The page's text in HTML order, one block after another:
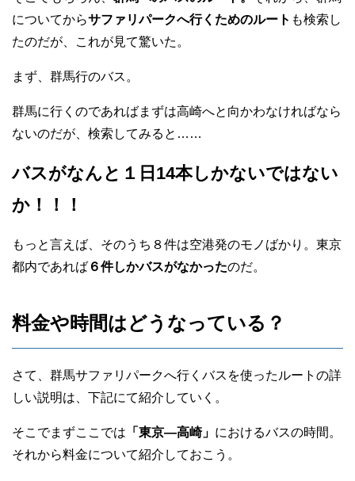
についてからサファリパークへ行くためのルート も検索し
たのだが、これが見て驚いた。
まず、群馬行のバス。
群馬に行くのであればまずは高崎へと向かわなければなら
ないのだが、検索してみると……
バスがなんと１日14本しかないではない
か！！！
もっと言えば、そのうち８件は空港発のモノばかり。東京
都内であれば ６件しかバスがなかったのだ。
料金や時間はどうなっている？
さて、群馬サファリパークへ行くバスを使ったルートの詳
しい説明は、下記にて紹介していく。
そこでまずここでは 「東京―高崎」 におけるバスの時間。
それから料金について紹介しておこう。